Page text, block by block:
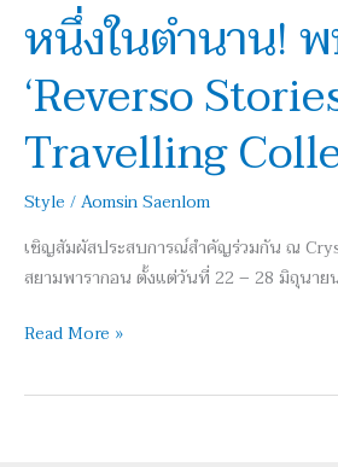
หนึ่งในตำนาน!
‘Reverso
Travelling
Style /Aomsin Saenlom
เชิญสัมผัสประสบการณ์สำคัญร่วมกัน ณ
สยามพารากอน ตั้งแต่วันที่ 22 – 28 มิถุนาย
Read More »